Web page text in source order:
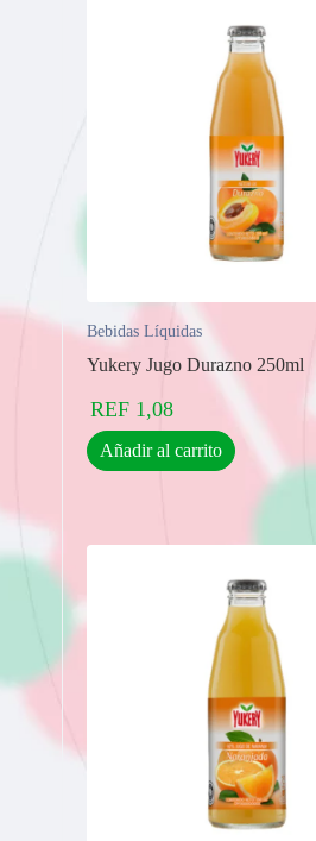
Bebidas Líquidas
Yukery Jugo Durazno 250ml
REF 1,08
Añadir al carrito